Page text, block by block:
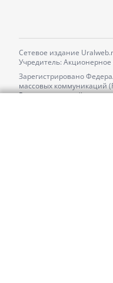
Сетевое издание
Учредитель:
Зарегистрировано
массовых коммуникаций
Регистрационный номер
+7
Электронный адрес